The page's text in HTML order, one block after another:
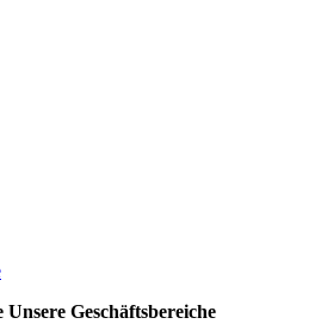
Unsere Geschäftsbereiche